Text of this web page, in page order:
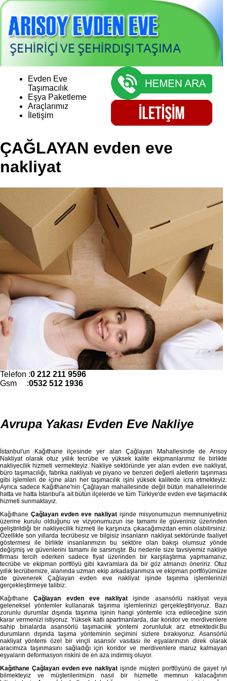
Evden Eve
Taşımacılık
Eşya Paketleme
Araçlarımız
İletişim
ÇAĞLAYAN evden eve
nakliyat
Telefon :0 212 211 9596
Gsm :0532 512 1936
Avrupa Yakası Evden Eve Nakliye
İstanbul'un Kağıthane ilçesinde yer alan Çağlayan Mahallesinde de Arısoy
Nakliyat olarak otuz yıllık tecrübe ve yüksek kalite ekipmanlarımız ile birlikte
nakliyecilik hizmeti vermekteyiz. Nakliye sektöründe yer alan evden eve nakliyat,
büro taşımacılığı, fabrika nakliyatı ve piyano ve benzeri değerli aletlerin taşınması
gibi işlemleri de içine alan her taşımacılık işini yüksek kalitede icra etmekteyiz.
Ayrıca sadece Kağıthane'nin Çağlayan mahallesinde değil bütün mahallelerinde
hatta ve hatta İstanbul'a ait bütün ilçelerde ve tüm Türkiye'de evden eve taşımacılık
hizmeti sunmaktayız.
Kağıthane Çağlayan evden eve nakliyat işinde misyonumuzun memnuniyetiniz
üzerine kurulu olduğunu ve vizyonumuzun ise tamamı ile güveniniz üzerinden
geliştirildiği bir nakliyecilik hizmeti ile karşınıza çıkacağımızdan emin olabilirsiniz.
Özellikle son yıllarda tecrübesiz ve bilgisiz insanların nakliyat sektöründe faaliyet
göstermesi ile birlikte insanlarımızın bu sektöre olan bakışı olumsuz yönde
değişmiş ve güvenlerini tamamı ile sarsmıştır. Bu nedenle size tavsiyemiz nakliye
firması tercih ederken sadece fiyat üzerinden bir karşılaştırma yapmamanız,
tecrübe ve ekipman portföyü gibi kavramlara da bir göz atmanızı öneririz. Otuz
yıllık tecrübemize, alanında uzman ekip arkadaşlarımıza ve ekipman portföyümüze
de güvenerek Çağlayan evden eve nakliyat işinde taşınma işlemlerinizi
gerçekleştirmeye talibiz.
KağıthaneÇağlayan evden eve nakliyat işinde asansörlü nakliyat veya
geleneksel yöntemler kullanarak taşınma işlemlerinizi gerçekleştiriyoruz. Bazı
zorunlu durumlar dışında taşınma işinin hangi yöntemle icra edileceğine sizin
karar vermenizi istiyoruz. Yüksek katlı apartmanlarda, dar koridor ve merdivenlere
sahip binalarda asansörlü taşımacılık yöntemi zorunluluk arz etmektedir.Bu
durumların dışında taşıma yönteminin seçimini sizlere bırakıyoruz. Asansörlü
nakliyat yöntemi özel bir vinçli asansör vasıtası ile eşyalarınızın direk olarak
aracımıza taşınmasını sağladığı için koridor ve merdivenlere maruz kalmayan
eşyaların deformasyon riskini de en aza indirmiş oluyor.
Kağıthane Çağlayan evden eve nakliyat işinde müşteri portföyünü de gayet iyi
bilmekteyiz ve müşterilerimizin nasıl bir hizmetle memnun kalacağının